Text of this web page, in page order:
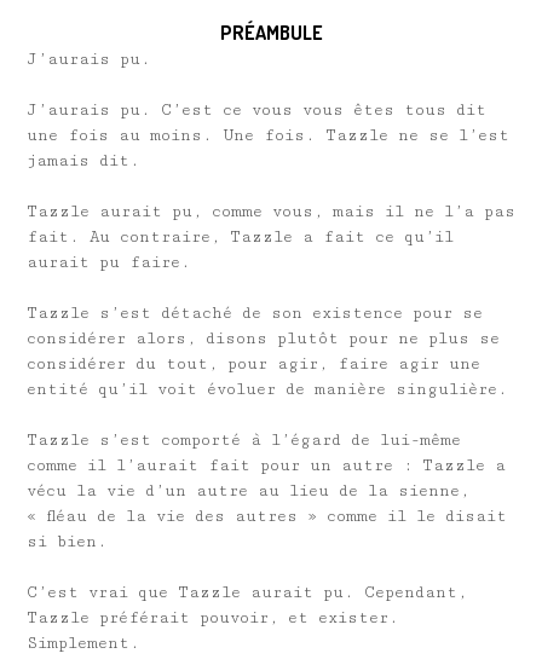
PRÉAMBULE
J’aurais pu.
J’aurais pu. C’est ce vous vous êtes tous dit
une fois au moins. Une fois. Tazzle ne se l’est
jamais dit.
Tazzle aurait pu, comme vous, mais il ne l’a pas
fait. Au contraire, Tazzle a fait ce qu’il
aurait pu faire.
Tazzle s’est détaché de son existence pour se
considérer alors, disons plutôt pour ne plus se
considérer du tout, pour agir, faire agir une
entité qu’il voit évoluer de manière singulière.
Tazzle s’est comporté à l’égard de lui-même
comme il l’aurait fait pour un autre : Tazzle a
vécu la vie d’un autre au lieu de la sienne,
« fléau de la vie des autres » comme il le disait
si bien.
C’est vrai que Tazzle aurait pu. Cependant,
Tazzle préférait pouvoir, et exister.
Simplement.